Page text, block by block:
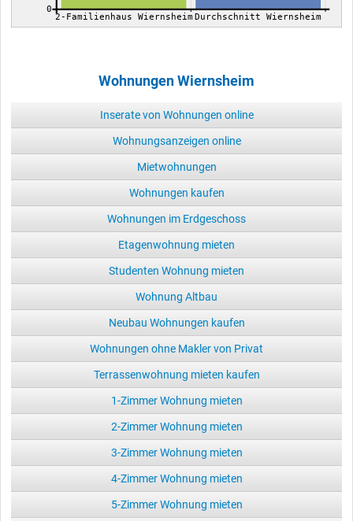
0
2-Familienhaus Wiernsheim Durchschnitt Wiernsheim
Wohnungen Wiernsheim
Inserate von Wohnungen online
Wohnungsanzeigen online
Mietwohnungen
Wohnungen kaufen
Wohnungen im Erdgeschoss
Etagenwohnung mieten
Studenten Wohnung mieten
Wohnung Altbau
Neubau Wohnungen kaufen
Wohnungen ohne Makler von Privat
Terrassenwohnung mieten kaufen
1-Zimmer Wohnung mieten
2-Zimmer Wohnung mieten
3-Zimmer Wohnung mieten
4-Zimmer Wohnung mieten
5-Zimmer Wohnung mieten